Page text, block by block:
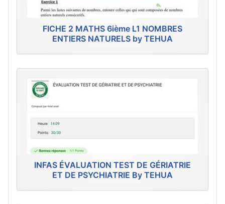
FICHE 2 MATHS 6ième L1 NOMBRES
ENTIERS NATURELS by TEHUA
INFAS ÉVALUATION TEST DE GÉRIATRIE
ET DE PSYCHIATRIE By TEHUA